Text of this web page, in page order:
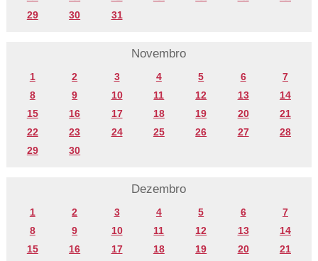
29
30 31
Novembro
1 2 3 4 5 6
7
8
9 10 11 12 13
14
15
16 17 18 19 20
21
22
23 24 25 26 27
28
29
30
Dezembro
1 2 3 4 5 6
7
8
9 10 11 12 13
14
15
16 17 18 19 20
21